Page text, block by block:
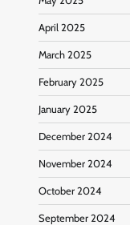
April 2025
March 2025
February 2025
January 2025
December 2024
November 2024
October 2024
September 2024